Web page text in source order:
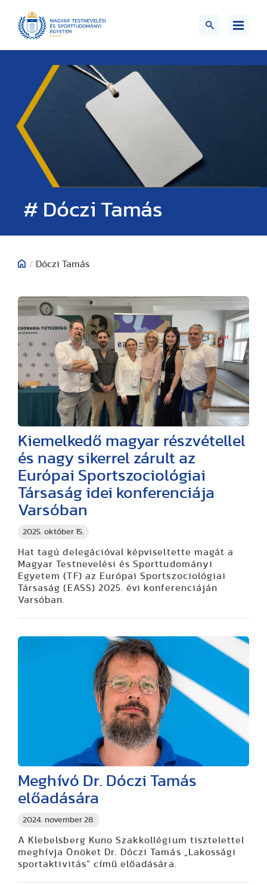
# Dóczi Tamás
/ Dóczi Tamás
2025. október 15.
Kiemelkedő magyar részvétellel
és nagy sikerrel zárult az
Európai Sportszociológiai
Társaság idei konferenciája
Varsóban
Hat tagú delegációval képviseltette magát a
Magyar Testnevelési és Sporttudományi
Egyetem (TF) az Európai Sportszociológiai
Társaság (EASS) 2025. évi konferenciáján
Varsóban.
2024. november 28.
Meghívó Dr. Dóczi Tamás
előadására
A Klebelsberg Kuno Szakkollégium tisztelettel
meghívja Önöket Dr. Dóczi Tamás „Lakossági
sportaktivitás” című előadására.